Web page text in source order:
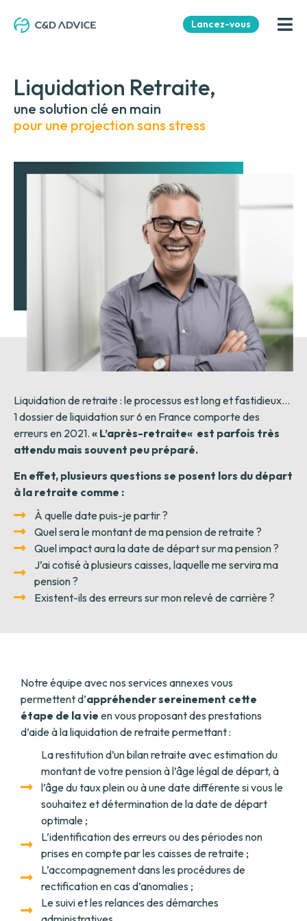
Lancez-vous
Liquidation Retraite,
une solution clé en main
pour une projection sans stress
Liquidation de retraite : le processus est long et fastidieux…
1 dossier de liquidation sur 6 en France comporte des
erreurs en 2021. « L’après-retraite« est parfois très
attendu mais souvent peu préparé.
En effet, plusieurs questions se posent lors du départ
à la retraite comme :
À quelle date puis-je partir ?
Quel sera le montant de ma pension de retraite ?
Quel impact aura la date de départ sur ma pension ?
J’ai cotisé à plusieurs caisses, laquelle me servira ma
pension ?
Existent-ils des erreurs sur mon relevé de carrière ?
Notre équipe avec nos services annexes vous
permettent d’appréhender sereinement cette
étape de la vie en vous proposant des prestations
d’aide à la liquidation de retraite permettant :
La restitution d’un bilan retraite avec estimation du
montant de votre pension à l’âge légal de départ, à
l’âge du taux plein ou à une date différente si vous le
souhaitez et détermination de la date de départ
optimale ;
L’identification des erreurs ou des périodes non
prises en compte par les caisses de retraite ;
L’accompagnement dans les procédures de
rectification en cas d’anomalies ;
Le suivi et les relances des démarches